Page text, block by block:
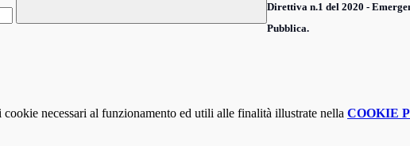
Direttiva n.1 del 2020 -
Pubblica.
necessari al funzionamento ed utili alle finalità illustrate nella COOKIE